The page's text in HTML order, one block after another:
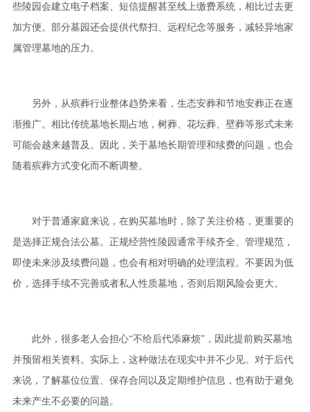
些陵园会建立电子档案、短信提醒甚至线上缴费系统，相比过去更
加方便。部分墓园还会提供代祭扫、远程纪念等服务，减轻异地家
属管理墓地的压力。
另外，从殡葬行业整体趋势来看，生态安葬和节地安葬正在逐
渐推广。相比传统墓地长期占地，树葬、花坛葬、壁葬等形式未来
可能会越来越普及。因此，关于墓地长期管理和续费的问题，也会
随着殡葬方式变化而不断调整。
对于普通家庭来说，在购买墓地时，除了关注价格，更重要的
是选择正规合法公墓。正规经营性陵园通常手续齐全、管理规范，
即使未来涉及续费问题，也会有相对明确的处理流程。不要因为低
价，选择手续不完善或者私人性质墓地，否则后期风险会更大。
此外，很多老人会担心“不给后代添麻烦”，因此提前购买墓地
并预留相关资料。实际上，这种做法在现实中并不少见。对于后代
来说，了解墓位位置、保存合同以及定期维护信息，也有助于避免
未来产生不必要的问题。